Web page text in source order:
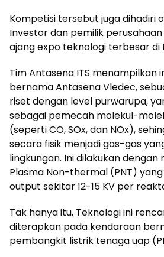
Kompetisi tersebut juga dihadiri
Investor dan pemilik
ajang expo teknologi terbesar di
Tim Antasena ITS menampilkan
bernama Antasena Vledec,
riset dengan level purwarupa,
sebagai pemecah molekul-
(seperti CO, SOx, dan NOx),
secara fisik menjadi gas-gas
lingkungan. Ini dilakukan
Plasma Non-thermal (PNT)
output sekitar 12-15 KV per
Tak hanya itu, Teknologi ini
diterapkan pada kendaraan
pembangkit listrik tenaga uap